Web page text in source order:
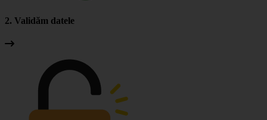
2. Validăm datele